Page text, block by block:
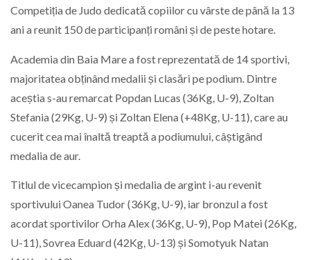
Competiția de Judo dedicată copiilor cu vârste de până la 13
ani a reunit 150 de participanți români și de peste hotare.
Academia din Baia Mare a fost reprezentată de 14 sportivi,
majoritatea obținând medalii și clasări pe podium. Dintre
aceștia s-au remarcat Popdan Lucas (36Kg, U-9), Zoltan
Stefania (29Kg, U-9) și Zoltan Elena (+48Kg, U-11), care au
cucerit cea mai înaltă treaptă a podiumului, câștigând
medalia de aur.
Titlul de vicecampion și medalia de argint i-au revenit
sportivului Oanea Tudor (36Kg, U-9), iar bronzul a fost
acordat sportivilor Orha Alex (36Kg, U-9), Pop Matei (26Kg,
U-11), Sovrea Eduard (42Kg, U-13) și Somotyuk Natan